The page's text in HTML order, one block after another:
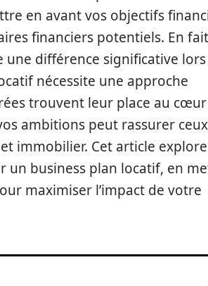
en avant vos objectifs
financiers potentiels. En
différence significative
nécessite une approche
trouvent leur place au
ambitions peut rassurer
immobilier. Cet article
un business plan locatif, en
maximiser l’impact de votre